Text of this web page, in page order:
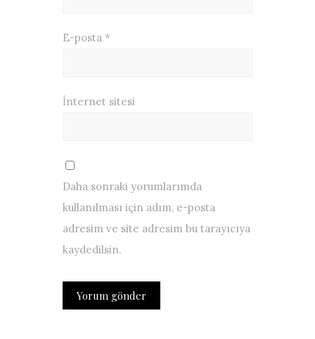
E-posta *
İnternet sitesi
Daha sonraki yorumlarımda
kullanılması için adım, e-posta
adresim ve site adresim bu tarayıcıya
kaydedilsin.